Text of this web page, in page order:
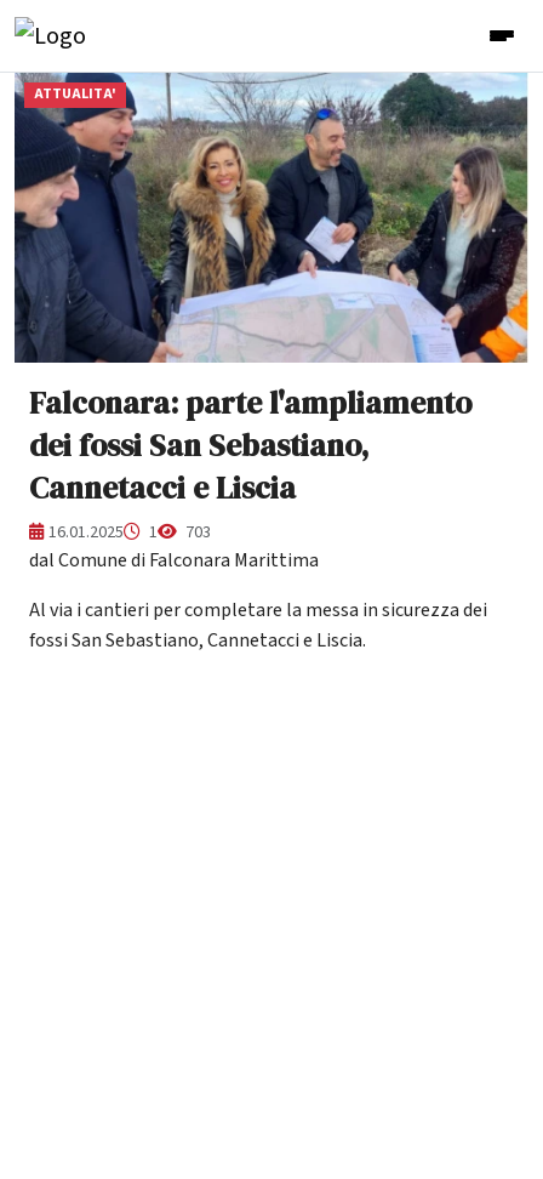
ATTUALITA'
Falconara: parte l'ampliamento
dei fossi San Sebastiano,
Cannetacci e Liscia
16.01.2025 1 703
dal Comune di Falconara Marittima
Al via i cantieri per completare la messa in sicurezza dei
fossi San Sebastiano, Cannetacci e Liscia.